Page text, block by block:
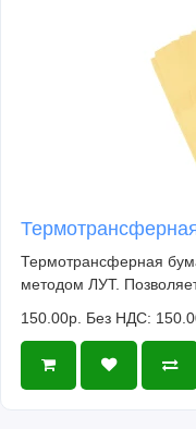
Термотрансферная
методом ЛУТ.
150.00р. Без НДС: